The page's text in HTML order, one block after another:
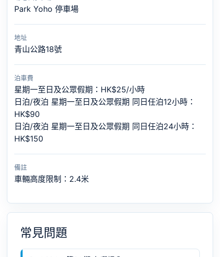
Park Yoho 停車場
地址
青山公路18號
泊車費
星期一至日及公眾假期：HK$25/小時
日泊/夜泊 星期一至日及公眾假期 同日任泊12小時：
HK$90
日泊/夜泊 星期一至日及公眾假期 同日任泊24小時：
HK$150
備註
車輛高度限制：2.4米
常見問題